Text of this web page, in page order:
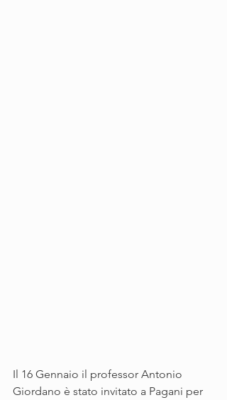
Il 16 Gennaio il professor Antonio
Giordano è stato invitato a Pagani per